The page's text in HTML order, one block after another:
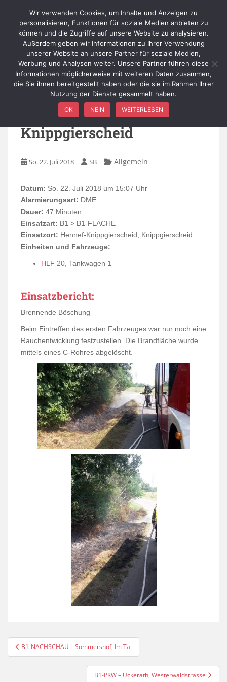
B1-FLÄCHE –
Knippgierscheid,
Knippgierscheid
So. 22. Juli 2018 SB Allgemein
Datum: So. 22. Juli 2018 um 15:07 Uhr
Alarmierungsart: DME
Dauer: 47 Minuten
Einsatzart: B1 > B1-FLÄCHE
Einsatzort: Hennef-Knippgierscheid, Knippgierscheid
Einheiten und Fahrzeuge:
HLF 20 , Tankwagen 1
Einsatzbericht:
Brennende Böschung
Beim Eintreffen des ersten Fahrzeuges war nur noch eine
Rauchentwicklung festzustellen. Die Brandfläche wurde
mittels eines C-Rohres abgelöscht.
Beitragsnavigation
B1-NACHSCHAU – Sommershof, Im Tal
B1-PKW – Uckerath, Westerwaldstrasse
Wir verwenden Cookies, um Inhalte und Anzeigen zu
personalisieren, Funktionen für soziale Medien anbieten zu
können und die Zugriffe auf unsere Website zu analysieren.
Außerdem geben wir Informationen zu Ihrer Verwendung
unserer Website an unsere Partner für soziale Medien,
Werbung und Analysen weiter. Unsere Partner führen diese
Informationen möglicherweise mit weiteren Daten zusammen,
die Sie ihnen bereitgestellt haben oder die sie im Rahmen Ihrer
Nutzung der Dienste gesammelt haben.
OK NEIN WEITERLESEN